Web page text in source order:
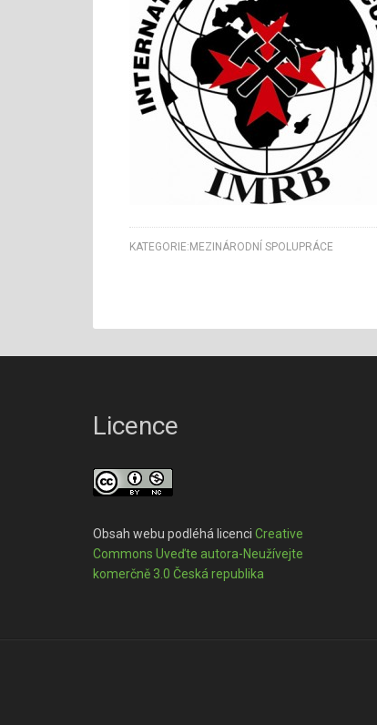
KATEGORIE: MEZINÁRODNÍ SPOLUPRÁCE
Licence
Obsah webu podléhá licenci Creative
Commons Uveďte autora-Neužívejte
komerčně 3.0 Česká republika